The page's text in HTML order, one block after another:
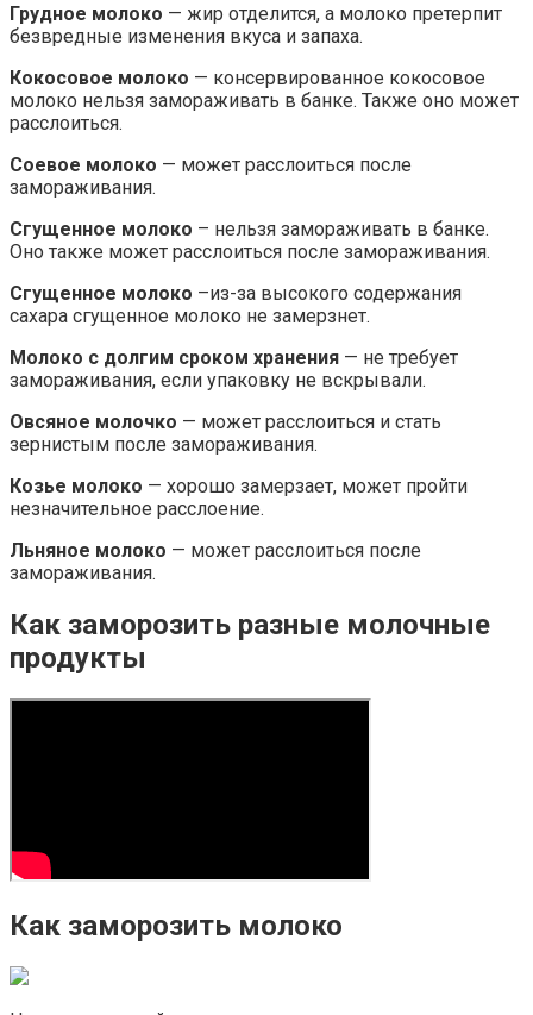
Грудное молоко — жир отделится, а молоко претерпит
безвредные изменения вкуса и запаха.
Кокосовое молоко — консервированное кокосовое
молоко нельзя замораживать в банке. Также оно может
расслоиться.
Соевое молоко — может расслоиться после
замораживания.
Сгущенное молоко – нельзя замораживать в банке.
Оно также может расслоиться после замораживания.
Сгущенное молоко –из-за высокого содержания
сахара сгущенное молоко не замерзнет.
Молоко с долгим сроком хранения — не требует
замораживания, если упаковку не вскрывали.
Овсяное молочко — может расслоиться и стать
зернистым после замораживания.
Козье молоко — хорошо замерзает, может пройти
незначительное расслоение.
Льняное молоко — может расслоиться после
замораживания.
Как заморозить разные молочные
продукты
Как заморозить молоко